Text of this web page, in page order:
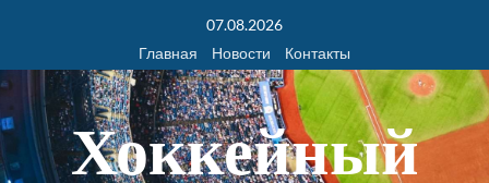
07.08.2026
Главная
Новости Контакты
Хоккейный